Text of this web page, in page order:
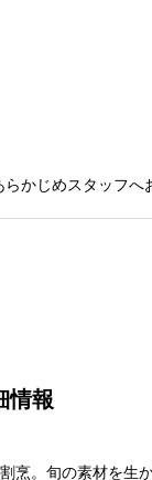
かじめスタッフへ
情報
。旬の素材を生